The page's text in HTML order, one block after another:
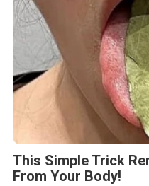
This Simple Trick
From Your Body!